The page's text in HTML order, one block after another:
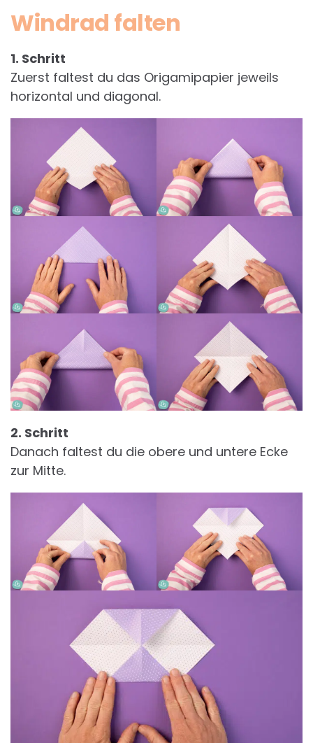
Windrad falten
1. Schritt
Zuerst faltest du das Origamipapier jeweils
horizontal und diagonal.
2. Schritt
Danach faltest du die obere und untere Ecke
zur Mitte.